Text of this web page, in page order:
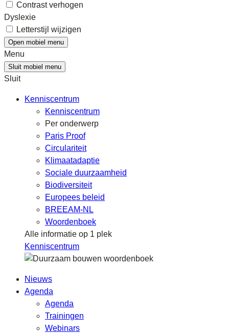
Contrast verhogen
Dyslexie
Letterstijl wijzigen
Open mobiel menu
Menu
Sluit mobiel menu
Sluit
Kenniscentrum
Kenniscentrum
Per onderwerp
Paris Proof
Circulariteit
Klimaatadaptie
Sociale duurzaamheid
Biodiversiteit
Europees beleid
BREEAM-NL
Woordenboek
Alle informatie op 1 plek
Kenniscentrum
Nieuws
Agenda
Agenda
Trainingen
Webinars